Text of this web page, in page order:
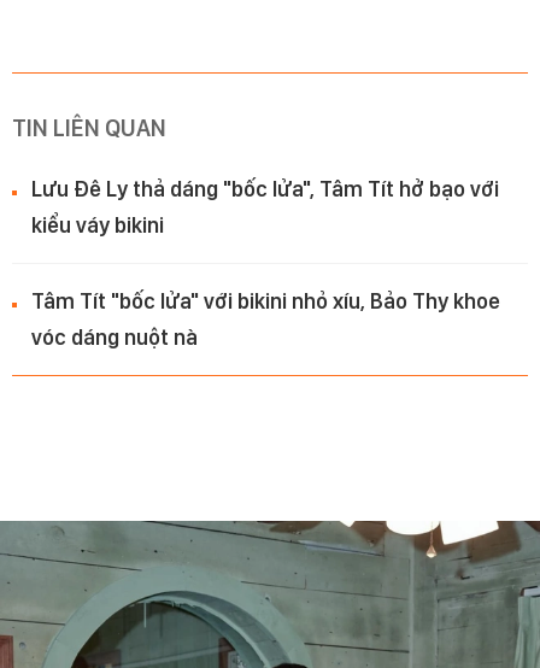
TIN LIÊN QUAN
Lưu Đê Ly thả dáng "bốc lửa", Tâm Tít hở bạo với
kiểu váy bikini
Tâm Tít "bốc lửa" với bikini nhỏ xíu, Bảo Thy khoe
vóc dáng nuột nà